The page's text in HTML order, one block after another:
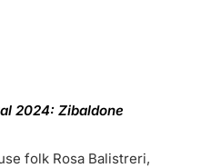
2024: Zibaldone
folk Rosa Balistreri,